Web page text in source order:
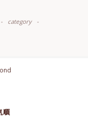
category
順